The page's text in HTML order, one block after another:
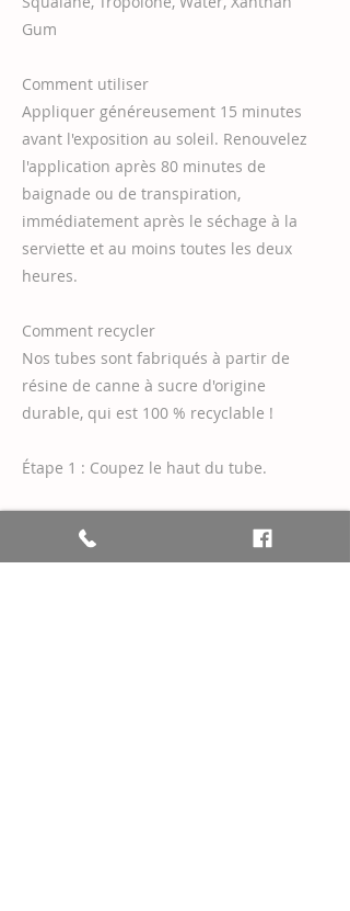
Gum
Comment utiliser
Appliquer généreusement 15 minutes
avant l'exposition au soleil. Renouvelez
l'application après 80 minutes de
baignade ou de transpiration,
immédiatement après le séchage à la
serviette et au moins toutes les deux
heures.
Comment recycler
Nos tubes sont fabriqués à partir de
résine de canne à sucre d'origine
durable, qui est 100 % recyclable !
Étape 1 : Coupez le haut du tube.
l'intérieur et l'extérieur du tube.